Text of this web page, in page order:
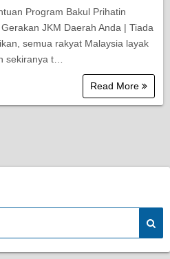
Program Bakul Prihatin
JKM Daerah Anda | Tiada
semua rakyat Malaysia layak
sekiranya t…
Read More